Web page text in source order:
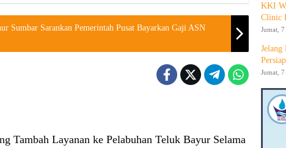
Sumbar Sarankan Pemerintah Pusat Bayarkan Gaji ASN
Tambah Layanan ke Pelabuhan Teluk Bayur Selama
KKI
Clinic
Jumat,
Jelang
Jumat,